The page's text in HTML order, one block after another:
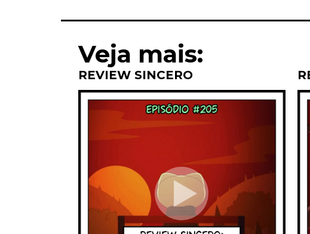
Veja mais:
REVIEW SINCERO